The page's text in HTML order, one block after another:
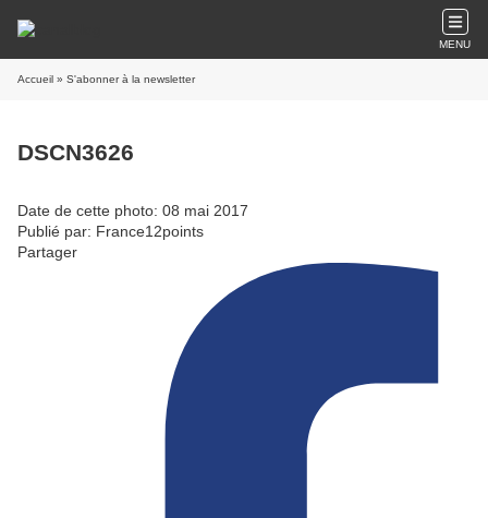
MENU
Accueil » S'abonner à la newsletter
DSCN3626
Date de cette photo: 08 mai 2017
Publié par: France12points
Partager